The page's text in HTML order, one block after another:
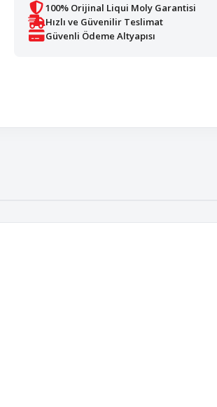
100% Orijinal Liqui Moly Garantisi
Hızlı ve Güvenilir Teslimat
Güvenli Ödeme Altyapısı